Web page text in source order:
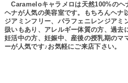
Carameloキャラメロは天然100%のヘ
ヘナが人気の美容室です。もちろんヘナ
ジアミンフリー、パラフェニレンジアミ
扱いもあり、アレルギー体質の方、過去
妊活中の方、妊娠中、産後の授乳期のマ
ーが人気です♪お気軽にご来店下さい。